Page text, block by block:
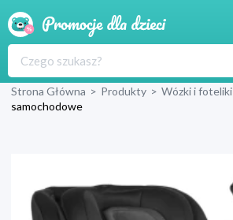
Produkty
Wyprawka
Strona Główna > Produkty > Wózki i foteliki
samochodowe